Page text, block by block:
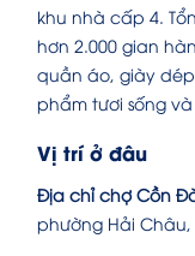
khu nhà cấp 4.
hơn 2.000 gian
quần áo, giày
phẩm tươi sống
Vị trí ở đâu
Địa chỉ chợ Cồn
phường Hải